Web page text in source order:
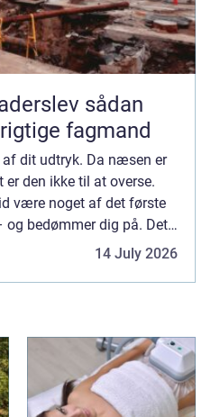
sådan
fagmand
dit udtryk. Da næsen er
den ikke til at overse.
være noget af det første
og bedømmer dig på. Det
svært at leve med en stor
14 July 2026